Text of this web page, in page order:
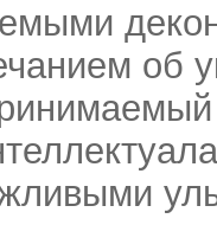
об